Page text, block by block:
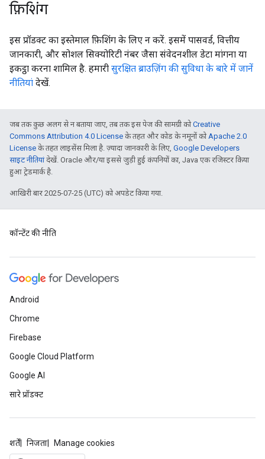
फ़िशिंग
इस प्रॉडक्ट का इस्तेमाल फ़िशिंग के लिए न करें. इसमें पासवर्ड, वित्तीय
जानकारी, और सोशल सिक्योरिटी नंबर जैसा संवेदनशील डेटा मांगना या
इकट्ठा करना शामिल है. हमारी सुरक्षित ब्राउज़िंग की सुविधा के बारे में जानें
नीतियां देखें.
जब तक कुछ अलग से न बताया जाए, तब तक इस पेज की सामग्री कोCreative
Commons Attribution 4.0 License के तहत और कोड के नमूनों कोApache 2.0
License के तहत लाइसेंस मिला है. ज़्यादा जानकारी के लिए, Google Developers
साइट नीतियांदेखें. Oracle और/या इससे जुड़ी हुई कंपनियों का, Java एक रजिस्टर किया
हुआ ट्रेडमार्क है.
आखिरी बार 2025-07-25 (UTC) को अपडेट किया गया.
कॉन्टेंट की नीति
Android
Chrome
Firebase
Google Cloud Platform
Google AI
सारे प्रॉडक्ट
शर्तें निजता Manage cookies